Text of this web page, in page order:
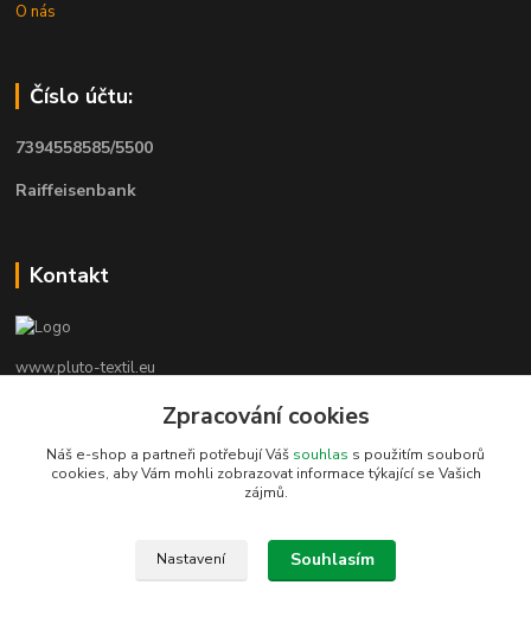
O nás
Číslo účtu:
7394558585/5500
Raiffeisenbank
Kontakt
www.pluto-textil.eu
+420 739 455 857
denně 8.00 - 22.00 hod.
Zpracování cookies
Náš e-shop a partneři potřebují Váš souhlas s použitím souborů
cookies, aby Vám mohli zobrazovat informace týkající se Vašich
zájmů.
Nastavení Souhlasím